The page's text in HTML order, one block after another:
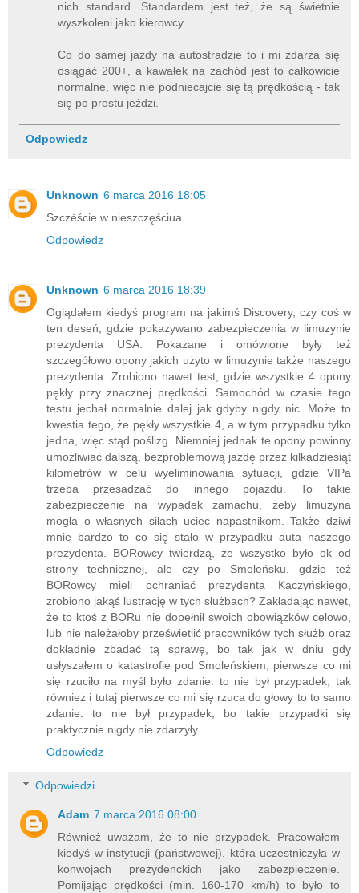
nich standard. Standardem jest też, że są świetnie
wyszkoleni jako kierowcy.
Co do samej jazdy na autostradzie to i mi zdarza się
osiągać 200+, a kawałek na zachód jest to całkowicie
normalne, więc nie podniecajcie się tą prędkością - tak
się po prostu jeździ.
Odpowiedz
Unknown 6 marca 2016 18:05
Szczėście w nieszczęściua
Odpowiedz
Unknown 6 marca 2016 18:39
Oglądałem kiedyś program na jakimś Discovery, czy coś w
ten deseń, gdzie pokazywano zabezpieczenia w limuzynie
prezydenta USA. Pokazane i omówione były też
szczegółowo opony jakich użyto w limuzynie także naszego
prezydenta. Zrobiono nawet test, gdzie wszystkie 4 opony
pękły przy znacznej prędkości. Samochód w czasie tego
testu jechał normalnie dalej jak gdyby nigdy nic. Może to
kwestia tego, że pękły wszystkie 4, a w tym przypadku tylko
jedna, więc stąd poślizg. Niemniej jednak te opony powinny
umożliwiać dalszą, bezproblemową jazdę przez kilkadziesiąt
kilometrów w celu wyeliminowania sytuacji, gdzie VIPa
trzeba przesadzać do innego pojazdu. To takie
zabezpieczenie na wypadek zamachu, żeby limuzyna
mogła o własnych siłach uciec napastnikom. Także dziwi
mnie bardzo to co się stało w przypadku auta naszego
prezydenta. BORowcy twierdzą, że wszystko było ok od
strony technicznej, ale czy po Smoleńsku, gdzie też
BORowcy mieli ochraniać prezydenta Kaczyńskiego,
zrobiono jakąś lustrację w tych służbach? Zakładając nawet,
że to ktoś z BORu nie dopełnił swoich obowiązków celowo,
lub nie należałoby prześwietlić pracowników tych służb oraz
dokładnie zbadać tą sprawę, bo tak jak w dniu gdy
usłyszałem o katastrofie pod Smoleńskiem, pierwsze co mi
się rzuciło na myśl było zdanie: to nie był przypadek, tak
również i tutaj pierwsze co mi się rzuca do głowy to to samo
zdanie: to nie był przypadek, bo takie przypadki się
praktycznie nigdy nie zdarzyły.
Odpowiedz
Odpowiedzi
Adam 7 marca 2016 08:00
Również uważam, że to nie przypadek. Pracowałem
kiedyś w instytucji (państwowej), która uczestniczyła w
konwojach prezydenckich jako zabezpieczenie.
Pomijając prędkości (min. 160-170 km/h) to było to